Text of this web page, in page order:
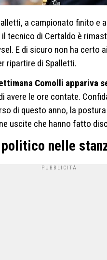
a campionato finito e
tecnico di Certaldo è
E di sicuro non ha certo
ripartire di Spalletti.
Comolli appariva
avere le ore contate.
di questo anno, la
uscite che hanno fatto
nelle